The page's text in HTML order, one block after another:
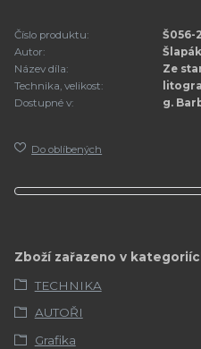
Číslo produktu:
Š056-
Autor:
Název díla:
Ze
Technika, velikost:
Dostupné v:
g.
Do oblíbených
Zboží zařazeno v
TECHNIKA
AUTOŘI
Grafika